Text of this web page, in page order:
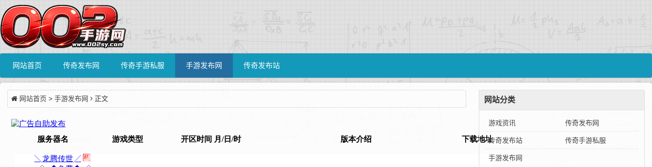
网站首页 传奇发布网 传奇手游私服 手游发布网 传奇发布站
网站首页 > 手游发布网 正文 网站分类
游戏资讯 传奇发布网
传奇发布站 传奇手游私服
手游发布网